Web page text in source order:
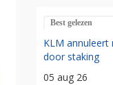
Best gelezen
KLM annuleert
door staking
05 aug 26